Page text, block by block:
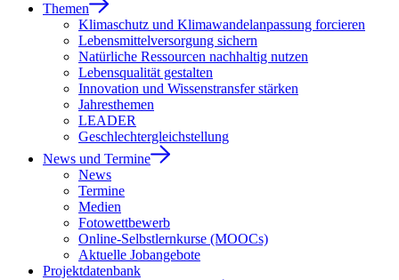
Themen
Klimaschutz und Klimawandelanpassung forcieren
Lebensmittelversorgung sichern
Natürliche Ressourcen nachhaltig nutzen
Lebensqualität gestalten
Innovation und Wissenstransfer stärken
Jahresthemen
LEADER
Geschlechtergleichstellung
News und Termine
News
Termine
Medien
Fotowettbewerb
Online-Selbstlernkurse (MOOCs)
Aktuelle Jobangebote
Projektdatenbank